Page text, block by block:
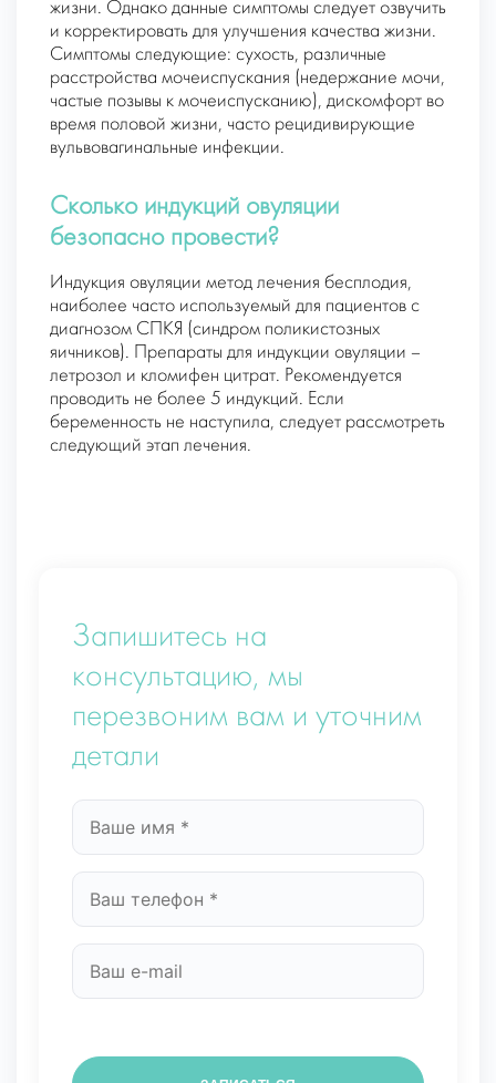
жизни. Однако данные симптомы следует озвучить
и корректировать для улучшения качества жизни.
Симптомы следующие: сухость, различные
расстройства мочеиспускания (недержание мочи,
частые позывы к мочеиспусканию), дискомфорт во
время половой жизни, часто рецидивирующие
вульвовагинальные инфекции.
Сколько индукций овуляции
безопасно провести?
Индукция овуляции метод лечения бесплодия,
наиболее часто используемый для пациентов с
диагнозом СПКЯ (синдром поликистозных
яичников). Препараты для индукции овуляции –
летрозол и кломифен цитрат. Рекомендуется
проводить не более 5 индукций. Если
беременность не наступила, следует рассмотреть
следующий этап лечения.
Запишитесь на
консультацию, мы
перезвоним вам и уточним
детали